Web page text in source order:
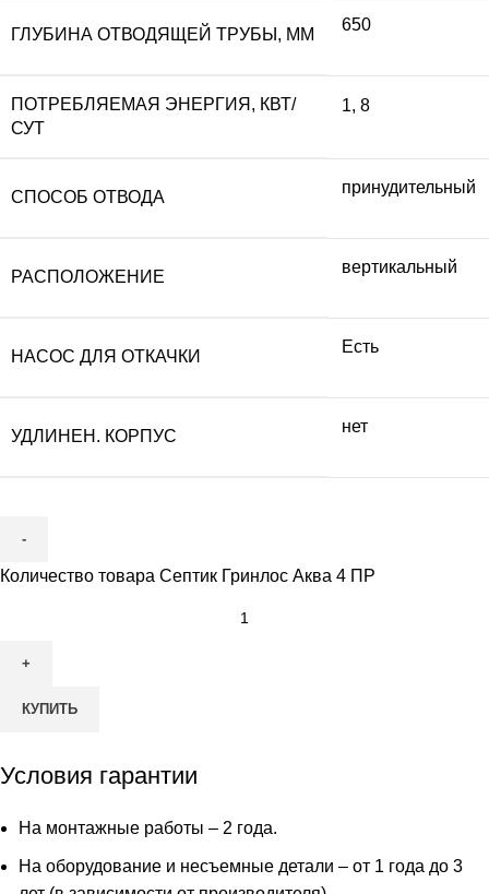
ГЛУБИНА ОТВОДЯЩЕЙ ТРУБЫ, ММ
650
ПОТРЕБЛЯЕМАЯ ЭНЕРГИЯ, КВТ/
СУТ
1, 8
СПОСОБ ОТВОДА
принудительный
РАСПОЛОЖЕНИЕ
вертикальный
НАСОС ДЛЯ ОТКАЧКИ
Есть
УДЛИНЕН. КОРПУС
нет
Количество товара Септик Гринлос Аква 4 ПР
КУПИТЬ
Условия гарантии
На монтажные работы – 2 года.
На оборудование и несъемные детали – от 1 года до 3